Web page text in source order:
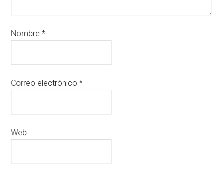
Nombre*
Correo electrónico*
Web